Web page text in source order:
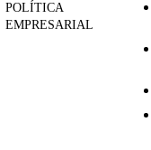
POLÍTICA
EMPRESARIAL